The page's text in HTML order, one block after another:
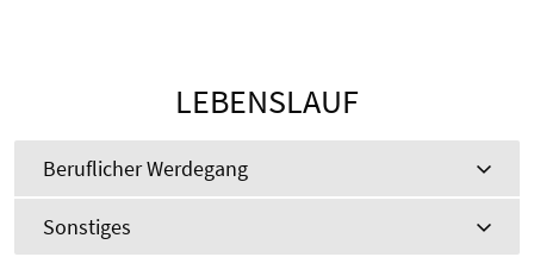
LEBENSLAUF
Beruflicher Werdegang
Sonstiges